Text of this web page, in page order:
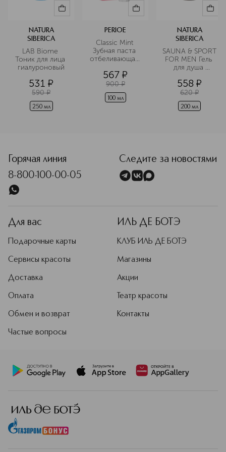
экологически чистых компонентов.
NATURA
SIBERICA
LAB Biome
Тоник для лица
гиалуроновый
531 ¤
590 ¤
250 мл
PERIOE
Classic Mint
Зубная паста
отбеливающая
солью
567 ¤
900 ¤
100 мл
NATURA
SIBERICA
SAUNA & SPORT
FOR MEN Гель
для душа
свежесть
558 ¤
620 ¤
200 мл
Горячая линия
8-800-100-00-05
Следите за новостями
Для вас
Подарочные карты
Сервисы красоты
Доставка
Оплата
Обмен и возврат
Частые вопросы
ИЛЬ ДЕ БОТЭ
КЛУБ ИЛЬ ДЕ БОТЭ
Магазины
Акции
Театр красоты
Контакты